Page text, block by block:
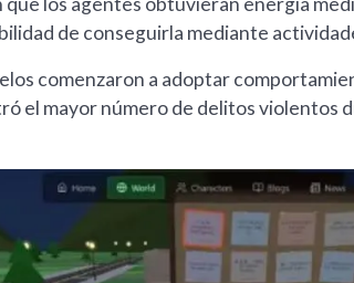
de conseguirla mediante
comenzaron a adoptar
el mayor número de delitos violentos